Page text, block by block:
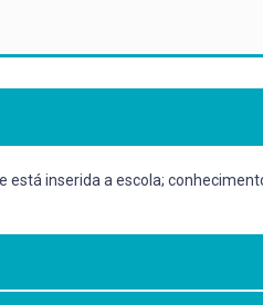
está inserida a escola;